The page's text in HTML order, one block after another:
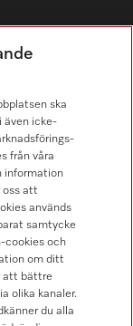
ska
även icke-
från våra
information
oss att
används
samtycke
cookies och
om ditt
att bättre
olika kanaler.
du alla